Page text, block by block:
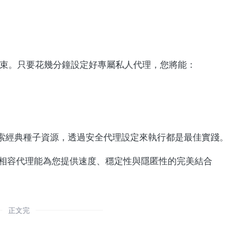
。只要花幾分鐘設定好專屬私人代理，您將能：
典種子資源，透過安全代理設定來執行都是最佳實踐。
容代理能為您提供速度、穩定性與隱匿性的完美結合
正文完